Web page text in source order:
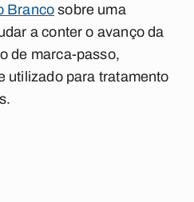
Branco sobre uma
a conter o avanço da
de marca-passo,
utilizado para tratamento